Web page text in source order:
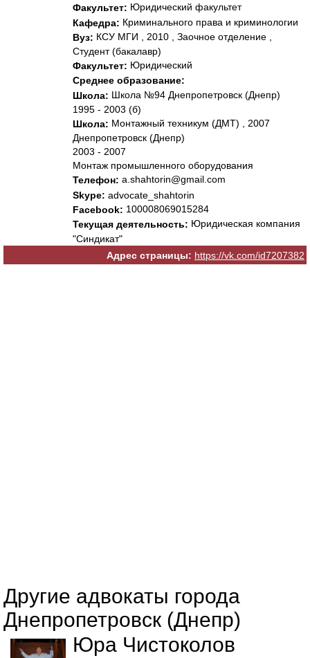
Факультет: Юридический факультет
Кафедра: Криминального права и криминологии
Вуз: КСУ МГИ , 2010 , Заочное отделение ,
Студент (бакалавр)
Факультет: Юридический
Среднее образование:
Школа: Школа №94 Днепропетровск (Днепр)
1995 - 2003 (б)
Школа: Монтажный техникум (ДМТ) , 2007
Днепропетровск (Днепр)
2003 - 2007
Монтаж промышленного оборудования
Телефон: a.shahtorin@gmail.com
Skype: advocate_shahtorin
Facebook: 100008069015284
Текущая деятельность: Юридическая компания
"Синдикат"
Адрес страницы: https://vk.com/id7207382
Другие адвокаты города
Днепропетровск (Днепр)
Юра Чистоколов